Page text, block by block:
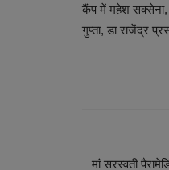
कैंप में महेश सक्सेना,
गुप्ता, डा राजेंद्र
मां सरस्वती